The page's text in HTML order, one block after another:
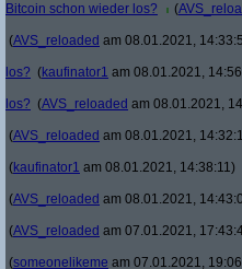
Bitcoin schon wieder los? (
(AVS_reloaded am 08.01.2021,
los? (kaufinator1 am 08.01.2021,
los? (AVS_reloaded am 08.01.2021,
(AVS_reloaded am 08.01.2021,
(kaufinator1 am 08.01.2021, 14:38:11)
(AVS_reloaded am 08.01.2021,
(AVS_reloaded am 07.01.2021,
(someonelikeme am 07.01.2021,